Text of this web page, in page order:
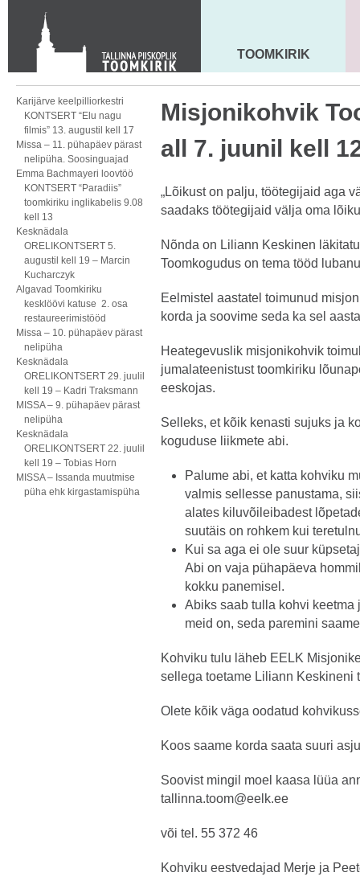
KONTAKT
Toom-Kooli 6, 10130 TALLINN
tallinna.toom@eelk.ee
MAARJA KIRIK
TOOMKIRIK
Karijärve keelpilliorkestri
KONTSERT “Elu nagu
filmis” 13. augustil kell 17
Missa – 11. pühapäev pärast
nelipüha. Soosinguajad
Emma Bachmayeri loovtöö
KONTSERT “Paradiis”
toomkiriku inglikabelis 9.08
kell 13
Kesknädala
ORELIKONTSERT 5.
augustil kell 19 – Marcin
Kucharczyk
Algavad Toomkiriku
kesklöövi katuse 2. osa
restaureerimistööd
Missa – 10. pühapäev pärast
nelipüha
Kesknädala
ORELIKONTSERT 29. juulil
kell 19 – Kadri Traksmann
MISSA – 9. pühapäev pärast
nelipüha
Kesknädala
ORELIKONTSERT 22. juulil
kell 19 – Tobias Horn
MISSA – Issanda muutmise
püha ehk kirgastamispüha
Misjonikohvik
all 7. juunil kell
„Lõikust on palju, töötegijaid aga
saadaks töötegijaid välja oma
Nõnda on Liliann Keskinen
Toomkogudus on tema tööd
Eelmistel aastatel toimunud
korda ja soovime seda ka sel
Heategevuslik misjonikohvik
jumalateenistust toomkiriku
eeskojas.
Selleks, et kõik kenasti sujuks ja
koguduse liikmete abi.
Palume abi, et katta kohviku
valmis sellesse panustama,
alates kiluvõileibadest
suutäis on rohkem kui
Kui sa aga ei ole suur
Abi on vaja pühapäeva
kokku panemisel.
Abiks saab tulla kohvi keetma
meid on, seda paremini
Kohviku tulu läheb EELK
sellega toetame Liliann Keskineni
Olete kõik väga oodatud
Koos saame korda saata suuri
Soovist mingil moel kaasa lüüa
tallinna.toom@eelk.ee
või tel. 55 372 46
Kohviku eestvedajad Merje ja